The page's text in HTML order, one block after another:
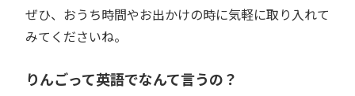
ぜひ、おうち時間やお出かけの時に気軽に取り入れて
みてくださいね。
りんごって英語でなんて言うの？